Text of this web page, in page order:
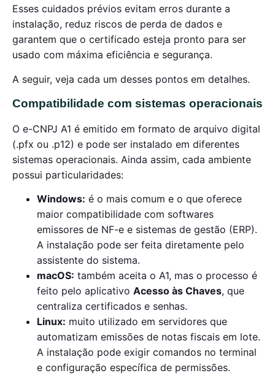
Esses cuidados prévios evitam erros durante a
instalação, reduz riscos de perda de dados e
garantem que o certificado esteja pronto para ser
usado com máxima eficiência e segurança.
A seguir, veja cada um desses pontos em detalhes.
Compatibilidade com sistemas operacionais
O e-CNPJ A1 é emitido em formato de arquivo digital
(.pfx ou .p12) e pode ser instalado em diferentes
sistemas operacionais. Ainda assim, cada ambiente
possui particularidades:
Windows: é o mais comum e o que oferece
maior compatibilidade com softwares
emissores de NF-e e sistemas de gestão (ERP).
A instalação pode ser feita diretamente pelo
assistente do sistema.
macOS: também aceita o A1, mas o processo é
feito pelo aplicativo Acesso às Chaves, que
centraliza certificados e senhas.
Linux: muito utilizado em servidores que
automatizam emissões de notas fiscais em lote.
A instalação pode exigir comandos no terminal
e configuração específica de permissões.